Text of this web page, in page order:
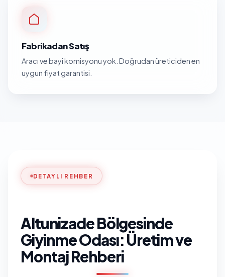
Fabrikadan Satış
Aracı ve bayi komisyonu yok. Doğrudan üreticiden en
uygun fiyat garantisi.
DETAYLI REHBER
Altunizade Bölgesinde
Giyinme Odası: Üretim ve
Montaj Rehberi